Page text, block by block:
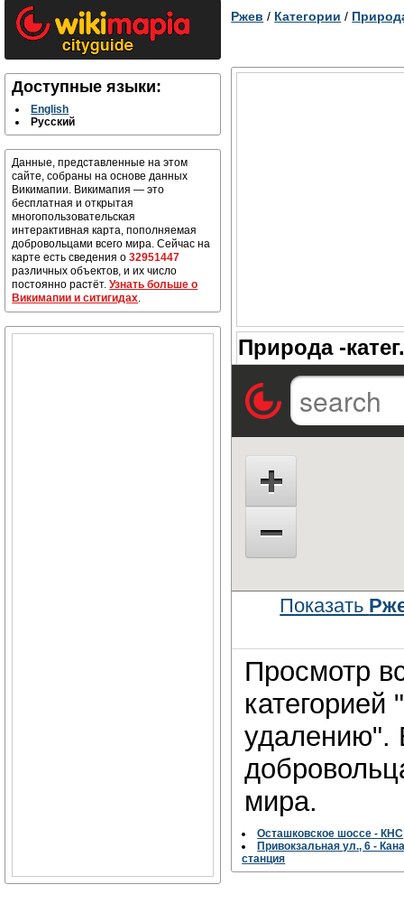
Доступные языки:
English
Русский
Данные, представленные на этом
сайте, собраны на основе данных
Викимапии. Викимапия — это
бесплатная и открытая
многопользовательская
интерактивная карта, пополняемая
добровольцами всего мира. Сейчас на
карте есть сведения о32951447
различных объектов, и их число
постоянно растёт.Узнать больше о
Викимапии и ситигидах.
Ржев / Категории /
Природа -
Показать
Просмотр
категорией
удалению".
мира.
Осташковское шоссе - КНС
Привокзальная ул., 6 -
станция